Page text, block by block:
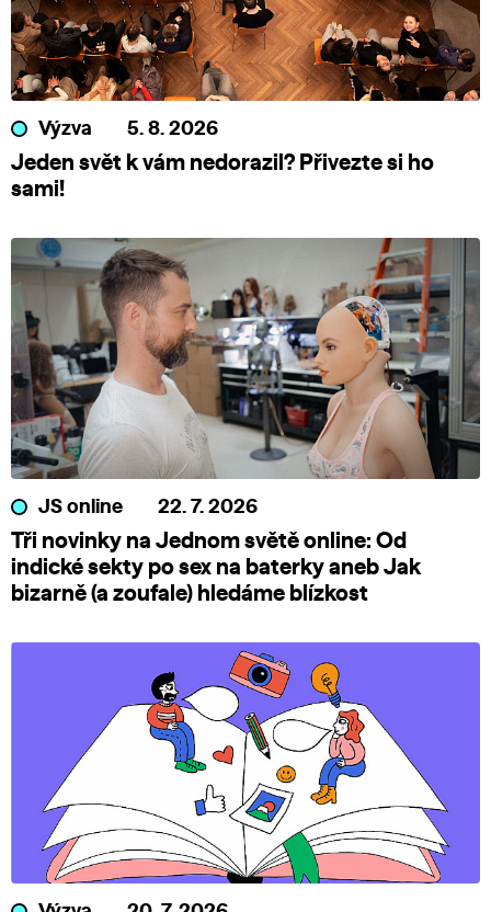
Výzva 5. 8. 2026
Jeden svět k vám nedorazil? Přivezte si ho
sami!
JS online 22. 7. 2026
Tři novinky na Jednom světě online: Od
indické sekty po sex na baterky aneb Jak
bizarně (a zoufale) hledáme blízkost